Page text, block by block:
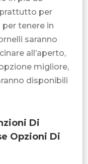
per
tenere in
saranno
all’aperto,
migliore,
disponibili
Di
Opzioni Di